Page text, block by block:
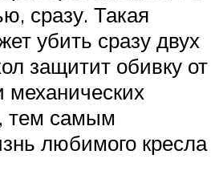
сразу. Такая
убить сразу двух
защитит обивку от
механических
тем самым
любимого кресла